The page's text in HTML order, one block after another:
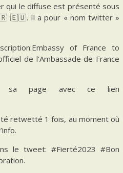
qui le diffuse est présenté sous
🇪🇺. Il a pour « nom twitter »
of France to
de l’Ambassade de France
sa page avec ce lien
retwetté 1 fois, au moment où
le tweet: #Fierté2023 #Bon